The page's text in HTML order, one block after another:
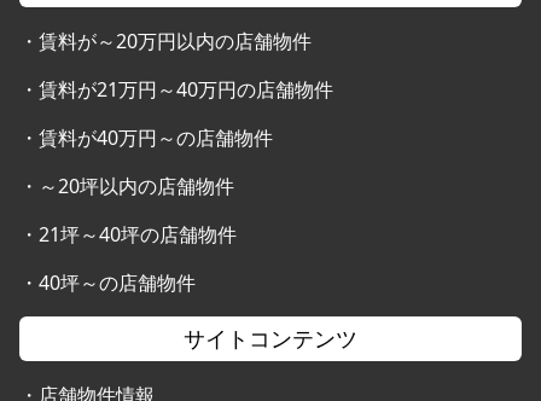
・ 賃料が～20万円以内の店舗物件
・ 賃料が21万円～40万円の店舗物件
・ 賃料が40万円～の店舗物件
・ ～20坪以内の店舗物件
・ 21坪～40坪の店舗物件
・ 40坪～の店舗物件
サイトコンテンツ
・ 店舗物件情報